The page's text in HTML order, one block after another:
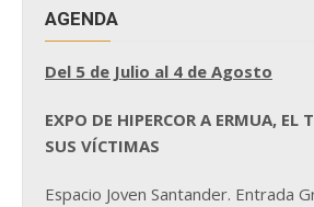
AGENDA
Del 5 de Julio al 4 de Agosto
EXPO DE HIPERCOR A ERMUA, EL
SUS VÍCTIMAS
Espacio Joven Santander. Entrada